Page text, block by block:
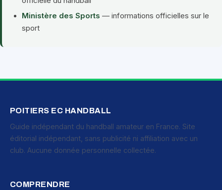
Ministère des Sports — informations officielles sur le
sport
POITIERS EC HANDBALL
Guide indépendant du handball amateur en France. Site
éditorial indépendant, sans publicité ni affiliation avec un
club. Aucune donnée personnelle collectée.
COMPRENDRE